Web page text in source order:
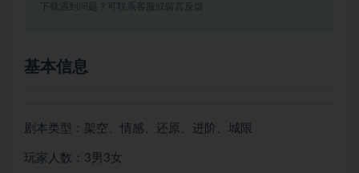
下载遇到问题？可联系客服或留言反馈
基本信息
剧本类型：架空、情感、还原、进阶、城限
玩家人数：3男3女